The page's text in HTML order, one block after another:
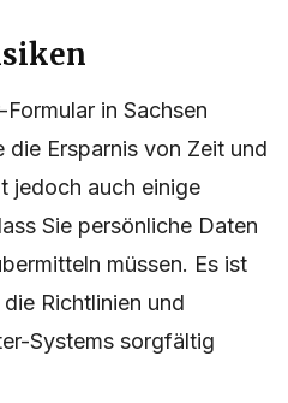
in Sachsen
Ersparnis von Zeit und
jedoch auch einige
Sie persönliche Daten
müssen. Es ist
Richtlinien und
Systems sorgfältig